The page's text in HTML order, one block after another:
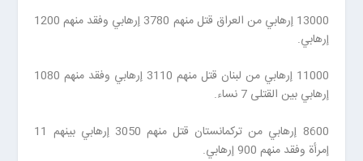
13000 إرهابي من العراق قتل منهم 3780 إرهابي وفقد منهم 1200
إرهابي.
11000 إرهابي من لبنان قتل منهم 3110 إرهابي وفقد منهم 1080
إرهابي بين القتلى 7 نساء.
8600 إرهابي من تركمانستان قتل منهم 3050 إرهابي بينهم 11
إمرأة وفقد منهم 900 إرهابي.